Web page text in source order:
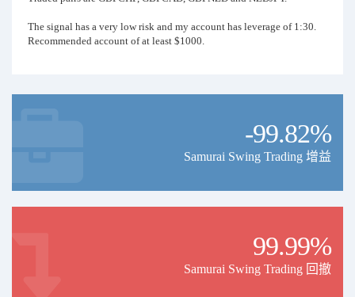
The signal has a very low risk and my account has leverage of 1:30.
Recommended account of at least $1000.
Happy trading!!
-99.82%
Samurai Swing Trading 增益
99.99%
Samurai Swing Trading 回撤